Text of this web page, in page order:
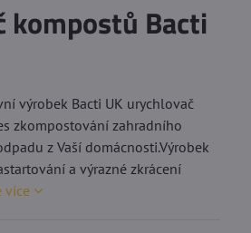
kompostů Bacti
výrobek Bacti UK urychlovač
zkompostování zahradního
z Vaší domácnosti.Výrobek
a výrazné zkrácení
více